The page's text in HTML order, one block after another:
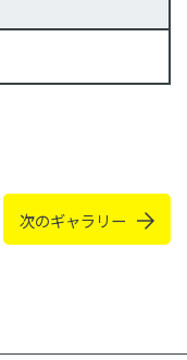
次のギャラリー